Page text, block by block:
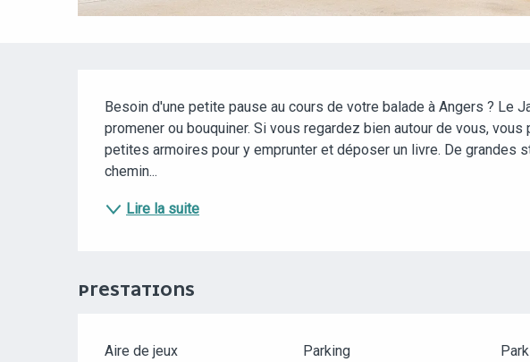
Besoin d'une petite pause au cours de votre balade à Angers ? Le
promener ou bouquiner. Si vous regardez bien autour de vous,
petites armoires pour y emprunter et déposer un livre. De grandes
chemin...
Lire la suite
PRESTATIONS
Aire de jeux Parking